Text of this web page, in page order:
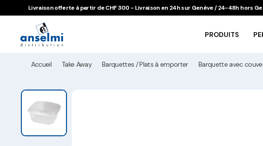
Aller au contenu
Aller à la navigation principale
Livraison offerte à partir de CHF 300 - Livraison en 24h sur Genève / 24-48h hors
PRODUITS
Accueil Take Away Barquettes / Plats à emporter Barquette avec